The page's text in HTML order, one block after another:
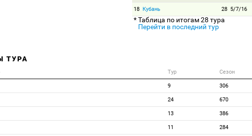
18 Кубань 28 5/7/16
* Таблица по итогам 28 тура
Перейти в последний тур
ТУРА
Тур Сезон
9 306
24 670
13 386
11 284